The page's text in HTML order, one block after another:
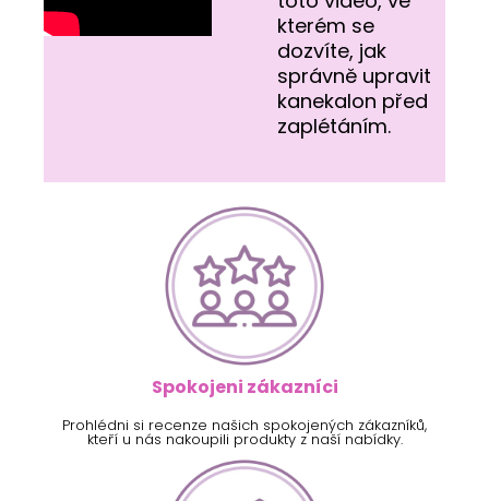
kterém se
dozvíte, jak
správně upravit
kanekalon před
zaplétáním.
Spokojeni zákazníci
Prohlédni si recenze našich spokojených zákazníků,
kteří u nás nakoupili produkty z naší nabídky.